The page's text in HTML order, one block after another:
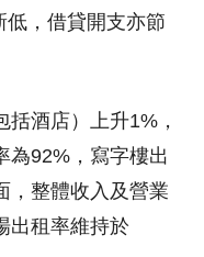
，借貸開支亦節
酒店）上升1%，
為92%，寫字樓出
，整體收入及營業
出租率維持於